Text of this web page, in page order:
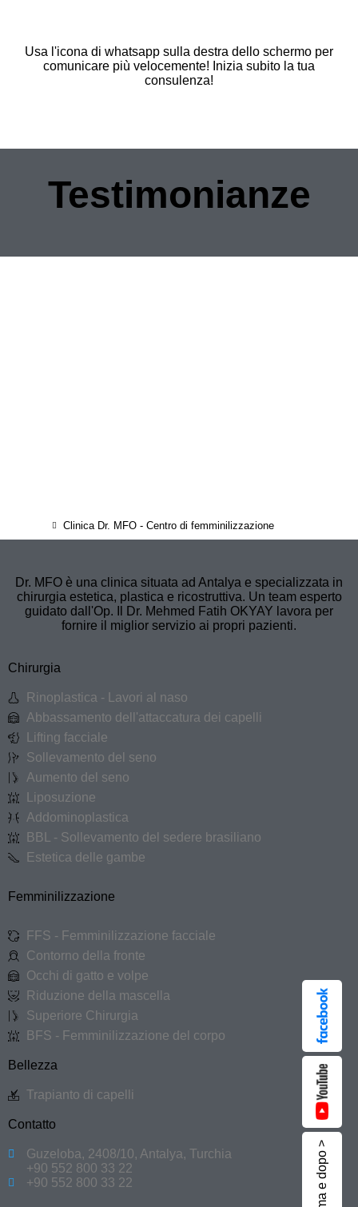
Usa l'icona di whatsapp sulla destra dello schermo per
comunicare più velocemente! Inizia subito la tua
consulenza!
Testimonianze
Clinica Dr. MFO - Centro di femminilizzazione
Dr. MFO è una clinica situata ad Antalya e specializzata in
chirurgia estetica, plastica e ricostruttiva. Un team esperto
guidato dall'Op. Il Dr. Mehmed Fatih OKYAY lavora per
fornire il miglior servizio ai propri pazienti.
Chirurgia
Rinoplastica - Lavori al naso
Abbassamento dell'attaccatura dei capelli
Lifting facciale
Sollevamento del seno
Aumento del seno
Liposuzione
Addominoplastica
BBL - Sollevamento del sedere brasiliano
Estetica delle gambe
Femminilizzazione
FFS - Femminilizzazione facciale
Contorno della fronte
Occhi di gatto e volpe
Riduzione della mascella
Superiore Chirurgia
BFS - Femminilizzazione del corpo
Bellezza
Trapianto di capelli
Contatto
Guzeloba, 2408/10, Antalya, Turchia
+90 552 800 33 22
+90 552 800 33 22
Prima e dopo >